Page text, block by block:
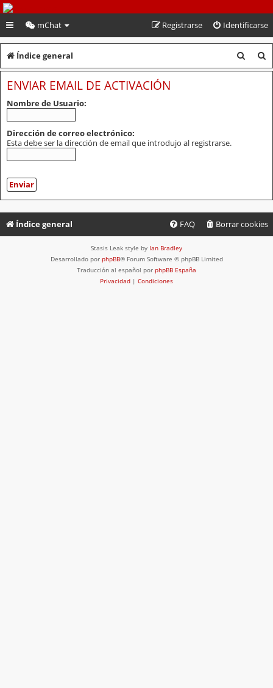
PeruVoley.com
mChat Identificarse
Registrarse
Índice general
u
u
ENVIAR EMAIL DE ACTIVACIÓN
Nombre de Usuario:
Dirección de correo electrónico:
Esta debe ser la dirección de email que introdujo al registrarse.
Índice general Borrar cookies
FAQ
Stasis Leak style by Ian Bradley
Desarrollado por phpBB® Forum Software © phpBB Limited
Traducción al español por phpBB España
Privacidad | Condiciones